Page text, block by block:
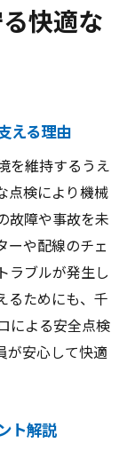
検の基本知
予防を実現
結する仕組
点検術
る具体的な
の工夫ポイ
ちな注意事
チェックの
快適な
える理由
を維持するうえ
点検により機械
故障や事故を未
ーや配線のチェ
ラブルが発生し
るためにも、千
による安全点検
が安心して快適
ト解説